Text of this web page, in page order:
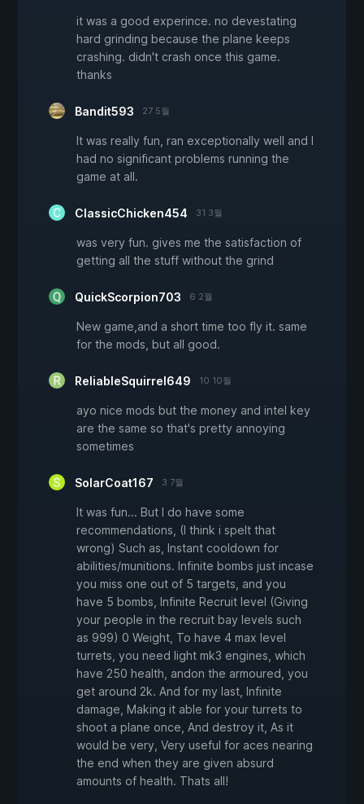
it was a good experince. no devestating
hard grinding because the plane keeps
crashing. didn't crash once this game.
thanks
Bandit593 27 5월
It was really fun, ran exceptionally well and I
had no significant problems running the
game at all.
ClassicChicken454 31 3월
was very fun. gives me the satisfaction of
getting all the stuff without the grind
QuickScorpion703 6 2월
New game,and a short time too fly it. same
for the mods, but all good.
ReliableSquirrel649 10 10월
ayo nice mods but the money and intel key
are the same so that's pretty annoying
sometimes
SolarCoat167 3 7월
It was fun... But I do have some
recommendations, (I think i spelt that
wrong) Such as, Instant cooldown for
abilities/munitions. Infinite bombs just incase
you miss one out of 5 targets, and you
have 5 bombs, Infinite Recruit level (Giving
your people in the recruit bay levels such
as 999) 0 Weight, To have 4 max level
turrets, you need light mk3 engines, which
have 250 health, andon the armoured, you
get around 2k. And for my last, Infinite
damage, Making it able for your turrets to
shoot a plane once, And destroy it, As it
would be very, Very useful for aces nearing
the end when they are given absurd
amounts of health. Thats all!